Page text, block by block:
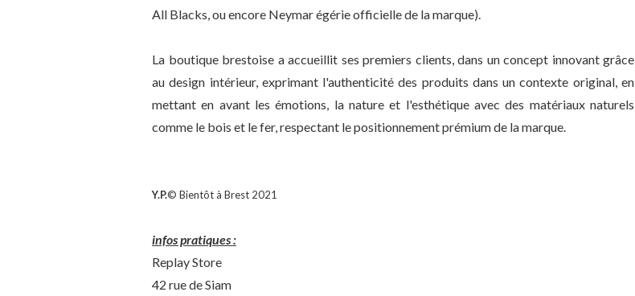
All Blacks, ou encore Neymar égérie officielle de la marque).
La boutique brestoise a accueillit ses premiers clients, dans un concept innovant grâce
au design intérieur, exprimant l'authenticité des produits dans un contexte original, en
mettant en avant les émotions, la nature et l'esthétique avec des matériaux naturels
comme le bois et le fer, respectant le positionnement prémium de la marque.
Y.P.© Bientôt à Brest 2021
infos pratiques :
Replay Store
42 rue de Siam